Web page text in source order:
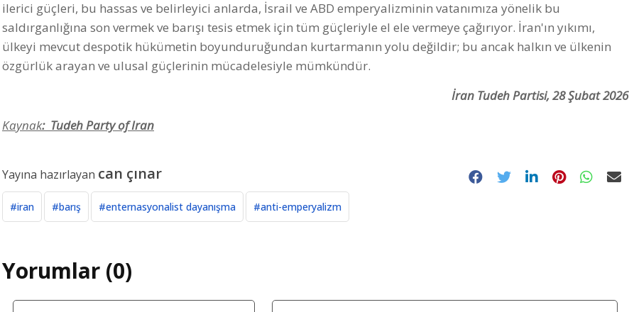
ilerici güçleri, bu hassas ve belirleyici anlarda, İsrail ve ABD emperyalizminin vatanımıza yönelik bu
saldırganlığına son vermek ve barışı tesis etmek için tüm güçleriyle el ele vermeye çağırıyor. İran'ın yıkımı,
ülkeyi mevcut despotik hükümetin boyunduruğundan kurtarmanın yolu değildir; bu ancak halkın ve ülkenin
özgürlük arayan ve ulusal güçlerinin mücadelesiyle mümkündür.
İran Tudeh Partisi, 28 Şubat 2026
Kaynak: Tudeh Party of Iran
Yayına hazırlayan can çınar
#iran #barış #enternasyonalist dayanışma #anti-emperyalizm
Yorumlar (0)